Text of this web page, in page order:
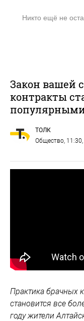
Никто ещё не
Закон вашей
контракты
ТОЛК
Общество ,
Практика брачных
становится все
году жители